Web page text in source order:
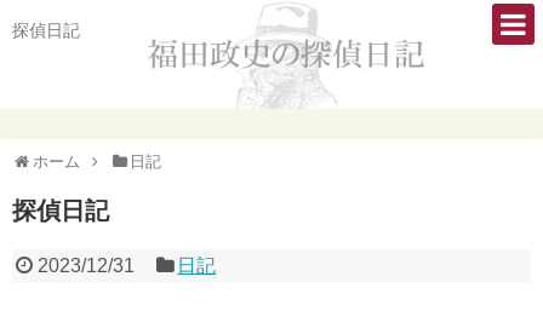
探偵日記
ホーム 日記
探偵日記
2023/12/31 日記